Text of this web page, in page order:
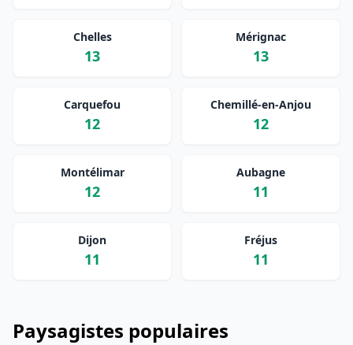
Chelles
13
Mérignac
13
Carquefou
12
Chemillé-en-Anjou
12
Montélimar
12
Aubagne
11
Dijon
11
Fréjus
11
Paysagistes populaires